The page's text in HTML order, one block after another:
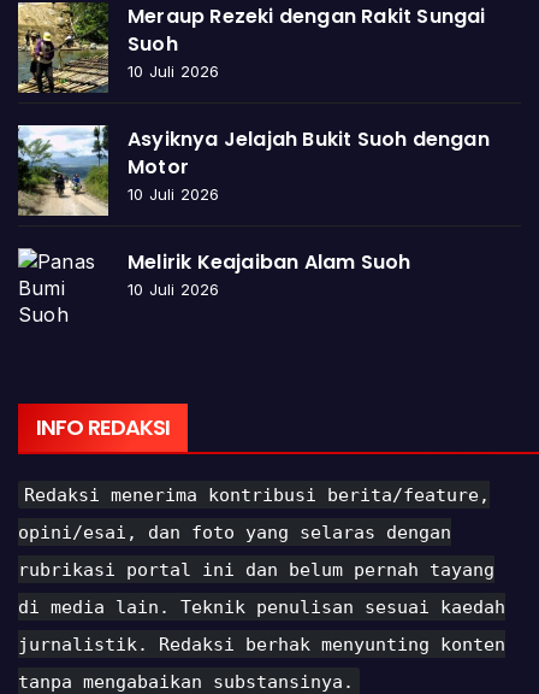
Meraup Rezeki dengan Rakit Sungai
Suoh
10 Juli 2026
Asyiknya Jelajah Bukit Suoh dengan
Motor
10 Juli 2026
Melirik Keajaiban Alam Suoh
10 Juli 2026
INFO REDAKSI
Redaksi menerima kontribusi berita/feature,
opini/esai, dan foto yang selaras dengan
rubrikasi portal ini dan belum pernah tayang
di media lain. Teknik penulisan sesuai kaedah
jurnalistik. Redaksi berhak menyunting konten
tanpa mengabaikan substansinya.